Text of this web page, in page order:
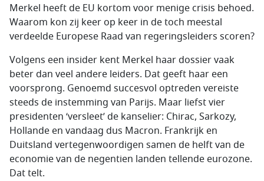
Merkel heeft de EU kortom voor menige crisis behoed.
Waarom kon zij keer op keer in de toch meestal
verdeelde Europese Raad van regeringsleiders scoren?
Volgens een insider kent Merkel haar dossier vaak
beter dan veel andere leiders. Dat geeft haar een
voorsprong. Genoemd succesvol optreden vereiste
steeds de instemming van Parijs. Maar liefst vier
presidenten ‘versleet’ de kanselier: Chirac, Sarkozy,
Hollande en vandaag dus Macron. Frankrijk en
Duitsland vertegenwoordigen samen de helft van de
economie van de negentien landen tellende eurozone.
Dat telt.